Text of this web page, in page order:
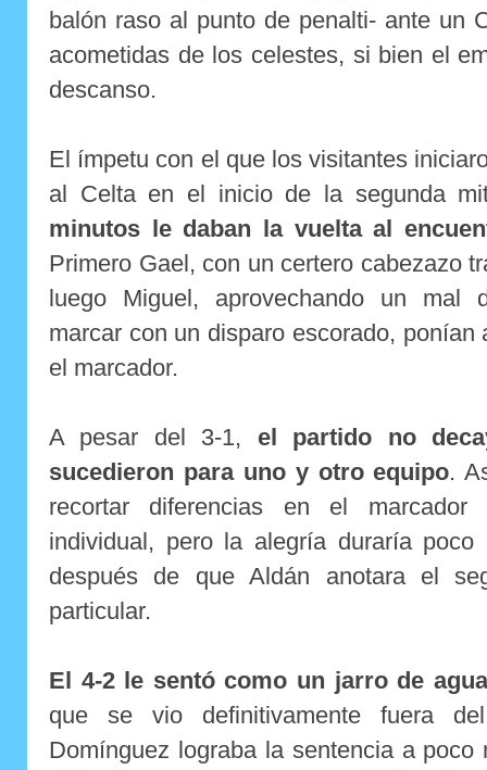
balón raso al punto de penalti- ante un
acometidas de los celestes, si bien el
descanso.
El ímpetu con el que los visitantes
al Celta en el inicio de la segunda
minutos le daban la vuelta al
Primero Gael, con un certero cabezazo
luego Miguel, aprovechando un mal
marcar con un disparo escorado,
el marcador.
A pesar del 3-1, el partido no
sucedieron para uno y otro equipo.
recortar diferencias en el
individual, pero la alegría duraría poco
después de que Aldán anotara el
particular.
El 4-2 le sentó como un jarro de
que se vio definitivamente fuera
Domínguez lograba la sentencia a